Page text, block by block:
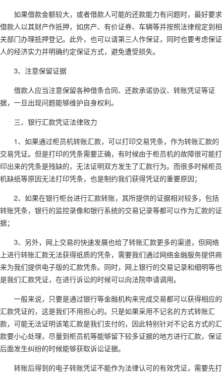
如果借款金额较大，或者借款人可能的还款能力有问题时，最好要求
借款人以其财产作抵押，如房产、有价证券、车辆等并按照法律规定到相
关部门办理抵押登记。此外，也可以请第三人作保证，同时也要考虑保证
人的经济实力并明确约定保证方式，避免遭受损失。
3、注意保留证据
借款人应当注意保留各种借条合同、还款承诺协议、转账凭证等证
据，一旦出现问题能够维护自身权利。
三、银行汇款凭证法律效力
1、如果通过柜员机转账汇款，可以打印交易凭条，作为转账汇款的
交易凭证。但是打印的凭条需要正确，有时候由于柜员机的故障很可能打
印出来的凭条是残缺的，无法证明双方发生了汇款行为。而很多时候柜员
机缺纸等原因无法打印凭条，也是制约我们获得凭证的重要原因；
2、如果在银行柜台进行汇款转账，其所提供的证据相对较多，包括
转账凭条，银行的监控录像和银行系统的交易记录等都可以作为汇款的证
据；
3、另外，网上交易的快速发展也给了转账汇款更多的渠道，但网络
上进行转账汇款无法获得纸质的凭条，需要我们通过网络金融服务提供商
来为我们提供电子版的汇款凭条。同时，网上银行的交易记录和细明等也
是我们汇款凭证，在进行诉讼的时候可以向法院申请调用。
一般来说，只要是通过银行等金融机构来完成交易都可以获得相应的
汇款凭证的，这是我们不用担心的。只是如果采用不记名的方式转账汇
款，可能无法证明该笔汇款是我们支付的，因此特别针对不记名方式的汇
款要小心处理，尽量到柜员机等能够留下较多证据的地方进行汇款，保证
后面发生纠纷的时候能够获取诉讼证据。
转账后得到的电子转账凭证不能作为法律认可的有效凭证，需要先打